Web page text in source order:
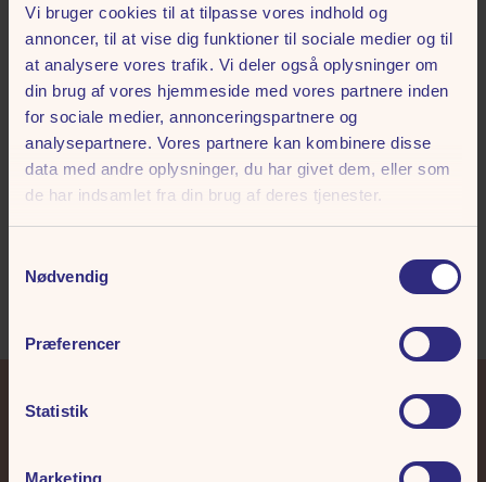
Vi bruger cookies til at tilpasse vores indhold og
annoncer, til at vise dig funktioner til sociale medier og til
at analysere vores trafik. Vi deler også oplysninger om
din brug af vores hjemmeside med vores partnere inden
for sociale medier, annonceringspartnere og
analysepartnere. Vores partnere kan kombinere disse
data med andre oplysninger, du har givet dem, eller som
de har indsamlet fra din brug af deres tjenester.
Nødvendig
Præferencer
Statistik
Marketing
København, og blev Danmarks musikhovedstad, og hvad der skete,
da byen forsvandt fra hitlisterne med 90’ernes ankomst med nye
musikgenrer mv.
HØJ SOL OVER AARHUSkan der opleves 40 af de største og mest
elskede hits fra bl.a. TV-2, Gnags, Anne Linnet, Lis Sørensen, Thomas
Helmig, Lars H.U.G og mange flere. Det bliver en aften, der uden tvivl
vil både berøre og begejstre, og ende med, at alle, uanset hvorfra man
kommer, vil med ”hjem til Århus”.
HØJ SOL OVER AARHUS spiller i Hermans, Tivoli Friheden fra 29.